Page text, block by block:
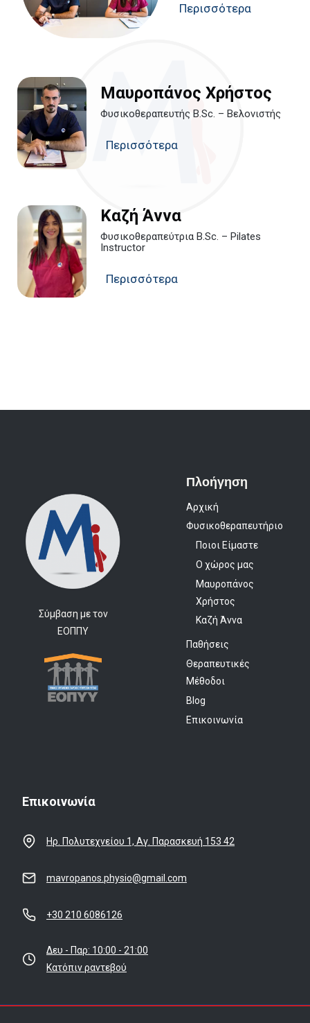
Περισσότερα
Μαυροπάνος Χρήστος
Φυσικοθεραπευτής B.Sc. – Βελονιστής
Περισσότερα
Καζή Άννα
Φυσικοθεραπεύτρια B.Sc. – Pilates
Instructor
Περισσότερα
Σύμβαση με τον
ΕΟΠΠΥ
Πλοήγηση
Αρχική
Φυσικοθεραπευτήριο
Ποιοι Είμαστε
Ο χώρος μας
Μαυροπάνος
Χρήστος
Καζή Άννα
Παθήσεις
Θεραπευτικές
Μέθοδοι
Blog
Επικοινωνία
Επικοινωνία
Ηρ. Πολυτεχνείου 1, Αγ. Παρασκευή 153 42
mavropanos.physio@gmail.com
+30 210 6086126
Δευ - Παρ: 10:00 - 21:00
Κατόπιν ραντεβού